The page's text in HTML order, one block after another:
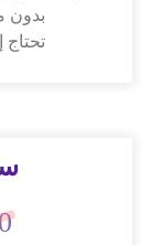
بدون